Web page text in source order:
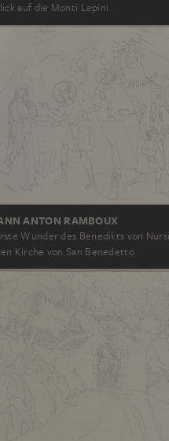
auf die Monti Lepini
ANTON RAMBOUX
Wunder des Benedikts von
Kirche von San Benedetto